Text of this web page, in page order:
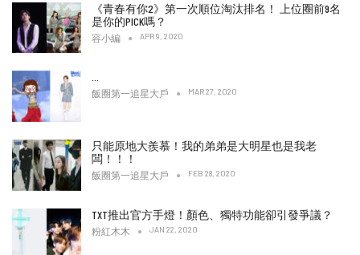
《青春有你2》第一次順位淘汰排名！ 上位圈前9名
是你的PICK嗎？
容小編 APR 9, 2020
飯圈第一追星大戶 MAR 27, 2020
只能原地大羨慕！我的弟弟是大明星也是我老
闆！！！
飯圈第一追星大戶 FEB 28, 2020
TXT推出官方手燈！顏色、獨特功能卻引發爭議？
粉紅木木 JAN 22, 2020